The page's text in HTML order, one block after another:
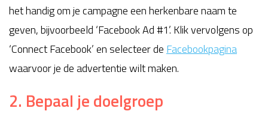
het handig om je campagne een herkenbare naam te
geven, bijvoorbeeld ‘Facebook Ad #1’. Klik vervolgens op
‘Connect Facebook’ en selecteer de Facebookpagina
waarvoor je de advertentie wilt maken.
2. Bepaal je doelgroep